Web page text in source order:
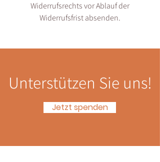
Widerrufsrechts vor Ablauf der
Widerrufsfrist absenden.
Unterstützen Sie uns!
Jetzt spenden